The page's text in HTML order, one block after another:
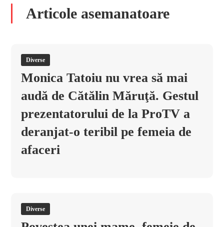
Articole asemanatoare
Diverse
Monica Tatoiu nu vrea să mai
audă de Cătălin Măruţă. Gestul
prezentatorului de la ProTV a
deranjat-o teribil pe femeia de
afaceri
Diverse